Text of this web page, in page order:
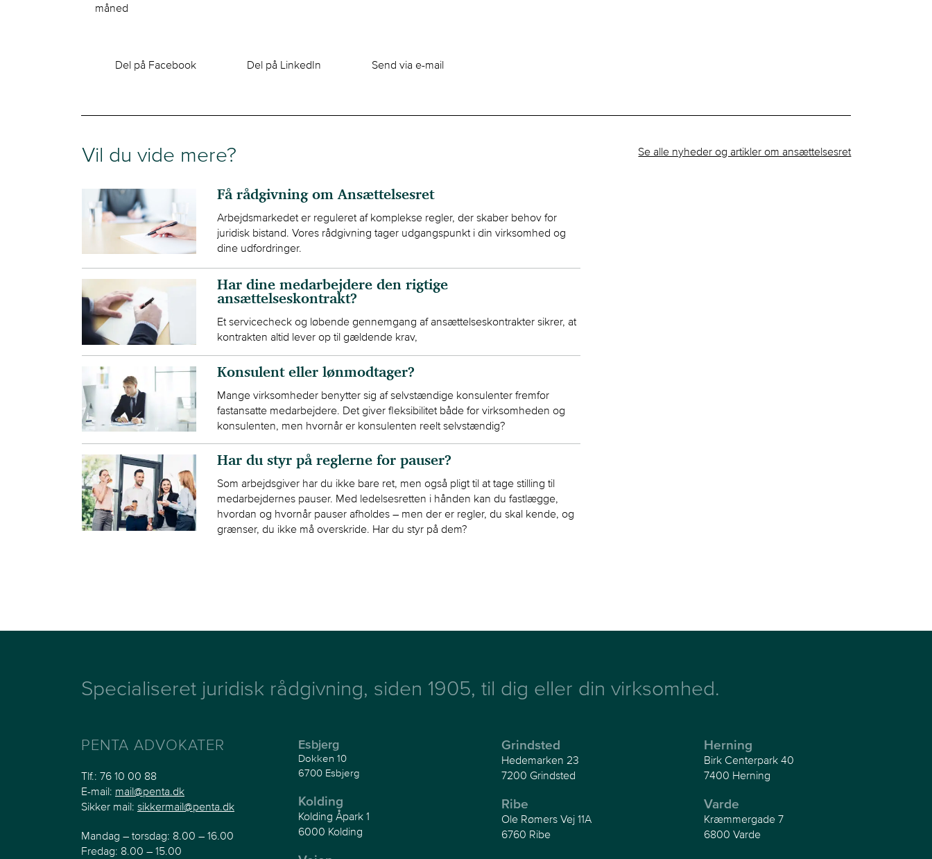
måned
Del på Facebook Del på LinkedIn Send via e-mail
Vil du vide mere?
Få rådgivning om Ansættelsesret
Arbejdsmarkedet er reguleret af komplekse regler, der skaber behov for
juridisk bistand. Vores rådgivning tager udgangspunkt i din virksomhed og
dine udfordringer.
Har dine medarbejdere den rigtige
ansættelseskontrakt?
Et servicecheck og løbende gennemgang af ansættelseskontrakter sikrer, at
kontrakten altid lever op til gældende krav,
Konsulent eller lønmodtager?
Mange virksomheder benytter sig af selvstændige konsulenter fremfor
fastansatte medarbejdere. Det giver fleksibilitet både for virksomheden og
konsulenten, men hvornår er konsulenten reelt selvstændig?
Har du styr på reglerne for pauser?
Som arbejdsgiver har du ikke bare ret, men også pligt til at tage stilling til
medarbejdernes pauser. Med ledelsesretten i hånden kan du fastlægge,
hvordan og hvornår pauser afholdes – men der er regler, du skal kende, og
grænser, du ikke må overskride. Har du styr på dem?
Se alle nyheder og artikler om ansættelsesret
Specialiseret juridisk rådgivning, siden 1905, til dig eller din virksomhed.
PENTA ADVOKATER
Tlf.: 76 10 00 88
E-mail: mail@penta.dk
Sikker mail: sikkermail@penta.dk
Mandag – torsdag: 8.00 – 16.00
Fredag: 8.00 – 15.00
Esbjerg
Dokken 10
6700 Esbjerg
Kolding
Kolding Åpark 1
6000 Kolding
Grindsted
Hedemarken 23
7200 Grindsted
Ribe
Ole Rømers Vej 11A
6760 Ribe
Herning
Birk Centerpark 40
7400 Herning
Varde
Kræmmergade 7
6800 Varde